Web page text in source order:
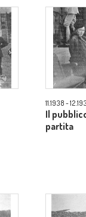
11.1938 -
Il
partita